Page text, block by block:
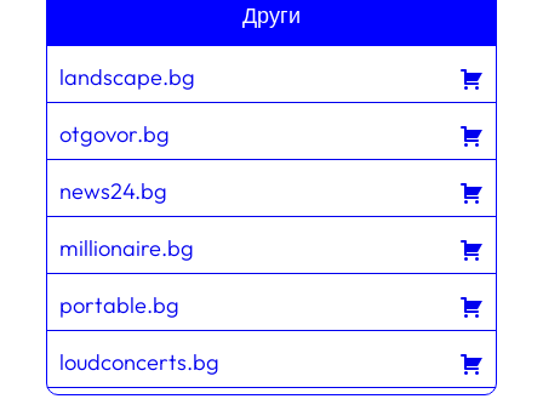
Други
landscape.bg
otgovor.bg
news24.bg
millionaire.bg
portable.bg
loudconcerts.bg